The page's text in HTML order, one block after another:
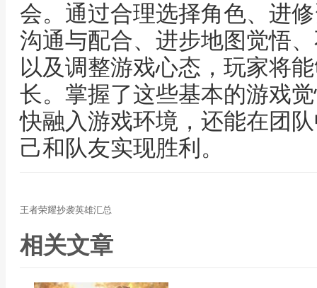
会。通过合理选择角色、进
沟通与配合、进步地图觉悟
以及调整游戏心态，玩家将
长。掌握了这些基本的游戏
快融入游戏环境，还能在团
己和队友实现胜利。
王者荣耀抄袭英雄汇总
相关文章